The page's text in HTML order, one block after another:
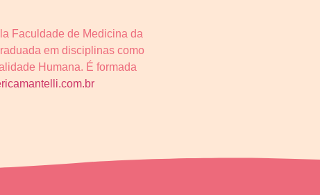
Faculdade de Medicina da
em disciplinas como
Humana. É formada